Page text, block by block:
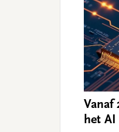
Vanaf
het AI